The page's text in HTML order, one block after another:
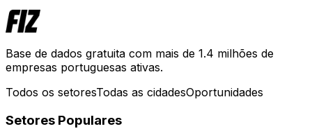
Base de dados gratuita com mais de 1.4 milhões de
empresas portuguesas ativas.
Todos os setoresTodas as cidadesOportunidades
Setores Populares